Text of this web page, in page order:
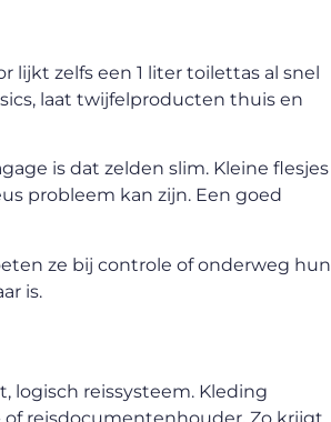
zelfs een 1 liter toilettas al snel
laat twijfelproducten thuis en
is dat zelden slim. Kleine flesjes
probleem kan zijn. Een goed
ze bij controle of onderweg hun
is.
logisch reissysteem. Kleding
reisdocumentenhouder. Zo krijgt